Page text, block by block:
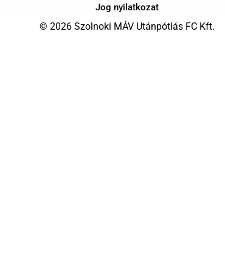
Jog nyilatkozat
© 2026 Szolnoki MÁV Utánpótlás FC Kft.